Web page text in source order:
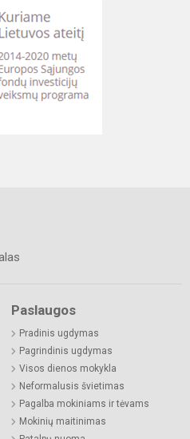
Paslaugos
Pradinis ugdymas
Pagrindinis ugdymas
Visos dienos mokykla
Neformalusis švietimas
Pagalba mokiniams ir tėvams
Mokinių maitinimas